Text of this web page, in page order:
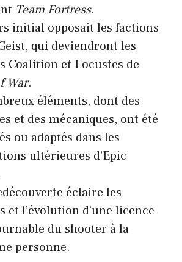
Team Fortress.
initial opposait les factions
qui deviendront les
Coalition et Locustes de
War.
éléments, dont des
et des mécaniques, ont été
ou adaptés dans les
ultérieures d’Epic
éclaire les
et l’évolution d’une licence
du shooter à la
personne.